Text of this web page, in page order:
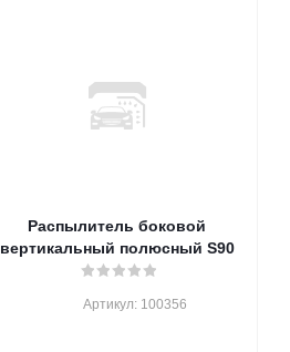
Распылитель боковой
вертикальный полюсный S90
Артикул: 100356